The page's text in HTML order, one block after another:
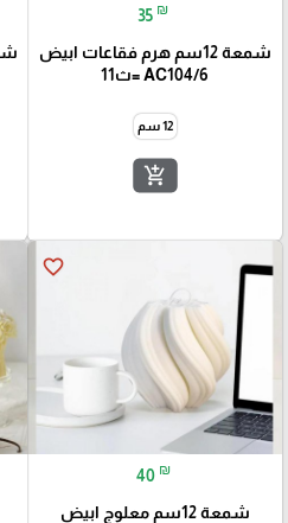
35 ₪
شمعة 12سم هرم فقاعات ابيض
AC104/6 =ث11
12 سم
add_shopping_cart
favorite_border
40 ₪
شمعة 12سم معلوج ابيض